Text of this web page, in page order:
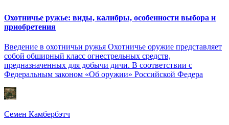
Охотничье ружье: виды, калибры, особенности выбора и
приобретения
Введение в охотничьи ружья Охотничье оружие представляет
собой обширный класс огнестрельных средств,
предназначенных для добычи дичи. В соответствии с
Федеральным законом «Об оружии» Российской Федера
Семен Камбербэтч